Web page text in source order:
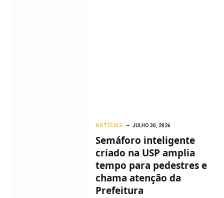
NOTÍCIAS JULHO 30, 2026
Semáforo inteligente
criado na USP amplia
tempo para pedestres e
chama atenção da
Prefeitura